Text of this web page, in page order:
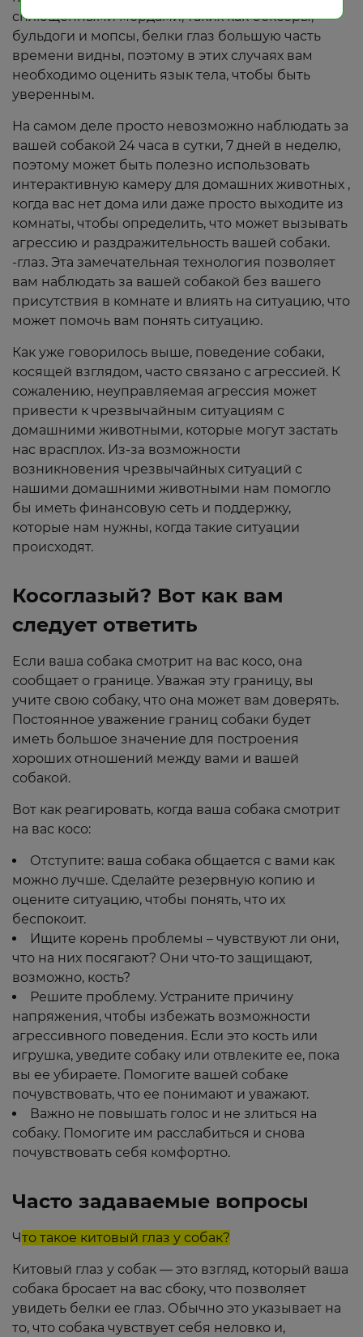
сплющенными мордами, таких как боксеры,
бульдоги и мопсы, белки глаз большую часть
времени видны, поэтому в этих случаях вам
необходимо оценить язык тела, чтобы быть
уверенным.
На самом деле просто невозможно наблюдать за
вашей собакой 24 часа в сутки, 7 дней в неделю,
поэтому может быть полезно использовать
интерактивную камеру для домашних животных ,
когда вас нет дома или даже просто выходите из
комнаты, чтобы определить, что может вызывать
агрессию и раздражительность вашей собаки.
-глаз. Эта замечательная технология позволяет
вам наблюдать за вашей собакой без вашего
присутствия в комнате и влиять на ситуацию, что
может помочь вам понять ситуацию.
Как уже говорилось выше, поведение собаки,
косящей взглядом, часто связано с агрессией. К
сожалению, неуправляемая агрессия может
привести к чрезвычайным ситуациям с
домашними животными, которые могут застать
нас врасплох. Из-за возможности
возникновения чрезвычайных ситуаций с
нашими домашними животными нам помогло
бы иметь финансовую сеть и поддержку,
которые нам нужны, когда такие ситуации
происходят.
Косоглазый? Вот как вам
следует ответить
Если ваша собака смотрит на вас косо, она
сообщает о границе. Уважая эту границу, вы
учите свою собаку, что она может вам доверять.
Постоянное уважение границ собаки будет
иметь большое значение для построения
хороших отношений между вами и вашей
собакой.
Вот как реагировать, когда ваша собака смотрит
на вас косо:
Отступите: ваша собака общается с вами как
можно лучше. Сделайте резервную копию и
оцените ситуацию, чтобы понять, что их
беспокоит.
Ищите корень проблемы – чувствуют ли они,
что на них посягают? Они что-то защищают,
возможно, кость?
Решите проблему. Устраните причину
напряжения, чтобы избежать возможности
агрессивного поведения. Если это кость или
игрушка, уведите собаку или отвлеките ее, пока
вы ее убираете. Помогите вашей собаке
почувствовать, что ее понимают и уважают.
Важно не повышать голос и не злиться на
собаку. Помогите им расслабиться и снова
почувствовать себя комфортно.
Часто задаваемые вопросы
Что такое китовый глаз у собак?
Китовый глаз у собак — это взгляд, который ваша
собака бросает на вас сбоку, что позволяет
увидеть белки ее глаз. Обычно это указывает на
то, что собака чувствует себя неловко и,